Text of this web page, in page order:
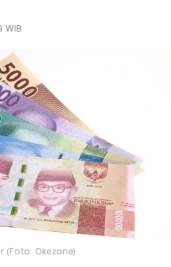
WIB
(Foto: Okezone)